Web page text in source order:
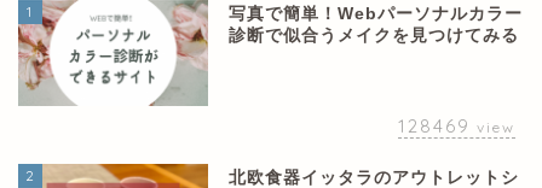
1
写真で簡単！Webパーソナルカラー
診断で似合うメイクを見つけてみる
128469 view
2
北欧食器イッタラのアウトレットシ